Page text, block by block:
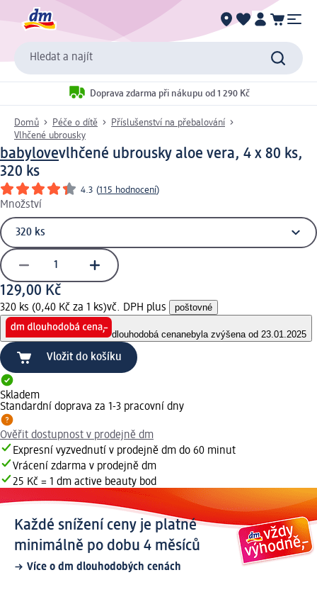
Hledat a najít
Doprava zdarma při nákupu od 1 290 Kč
Domů Péče o dítě
Příslušenství na přebalování
Vlhčené ubrousky
babylovevlhčené ubrousky aloe vera, 4 x 80 ks,
320 ks
4.3 (115 hodnocení)
Množství
129,00 Kč
320 ks (0,40 Kč za 1 ks)vč. DPH plus poštovné
dlouhodobá cenanebyla zvýšena od 23.01.2025
Vložit do košíku
Skladem
Standardní doprava za 1-3 pracovní dny
Ověřit dostupnost v prodejně dm
Expresní vyzvednutí v prodejně dm do 60 minut
Vrácení zdarma v prodejně dm
25 Kč = 1 dm active beauty bod
Každé snížení ceny je platné
minimálně po dobu 4 měsíců
Více o dm dlouhodobých cenách